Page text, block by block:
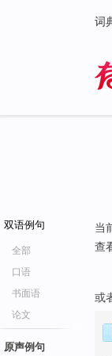
词
双语例句
全部
口语
书面语
论文
原声例句
当
查
或